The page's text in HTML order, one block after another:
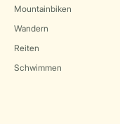
Mountainbiken
Wandern
Reiten
Schwimmen